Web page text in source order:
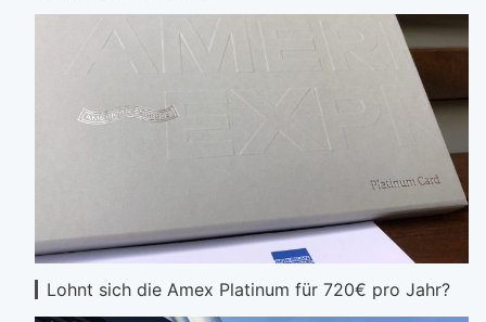
Lohnt sich die Amex Platinum für 720€ pro Jahr?